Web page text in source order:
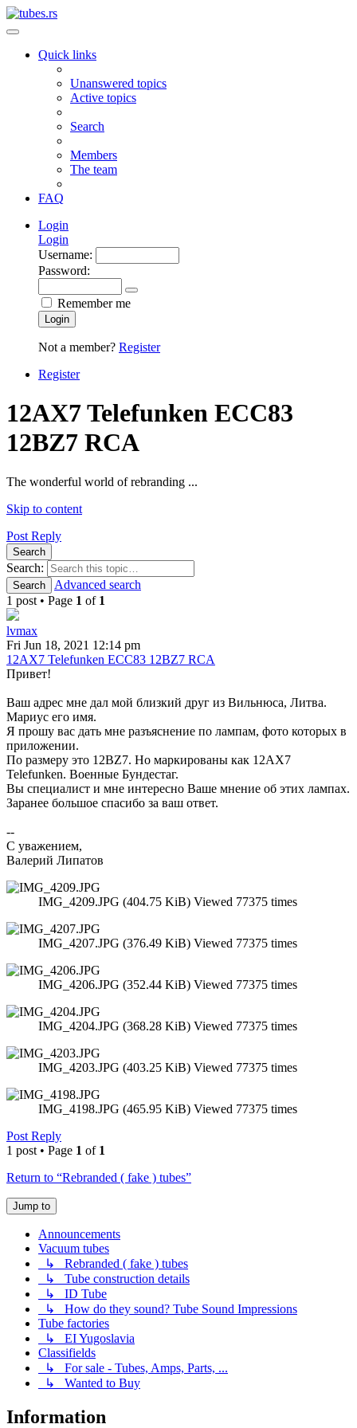
Quick links
Unanswered topics
Active topics
Search
Members
The team
FAQ
Login
Login
Username:
Password:
Remember me
Login
Not a member? Register
Register
12AX7 Telefunken ECC83
12BZ7 RCA
The wonderful world of rebranding ...
Skip to content
Post Reply
Search
Search:
Search
Advanced search
1 post • Page 1 of 1
lvmax
Fri Jun 18, 2021 12:14 pm
12AX7 Telefunken ECC83 12BZ7 RCA
Привет!
Ваш адрес мне дал мой близкий друг из Вильнюса, Литва.
Мариус его имя.
Я прошу вас дать мне разъяснение по лампам, фото которых в
приложении.
По размеру это 12BZ7. Но маркированы как 12AX7
Telefunken. Военные Бундестаг.
Вы специалист и мне интересно Ваше мнение об этих лампах.
Заранее большое спасибо за ваш ответ.
--
С уважением,
Валерий Липатов
IMG_4209.JPG (404.75 KiB) Viewed 77375 times
IMG_4207.JPG (376.49 KiB) Viewed 77375 times
IMG_4206.JPG (352.44 KiB) Viewed 77375 times
IMG_4204.JPG (368.28 KiB) Viewed 77375 times
IMG_4203.JPG (403.25 KiB) Viewed 77375 times
IMG_4198.JPG (465.95 KiB) Viewed 77375 times
Post Reply
1 post • Page 1 of 1
Return to “Rebranded ( fake ) tubes”
Jump to
Announcements
Vacuum tubes
↳ Rebranded ( fake ) tubes
↳ Tube construction details
↳ ID Tube
↳ How do they sound? Tube Sound Impressions
Tube factories
↳ EI Yugoslavia
Classifields
↳ For sale - Tubes, Amps, Parts, ...
↳ Wanted to Buy
Information